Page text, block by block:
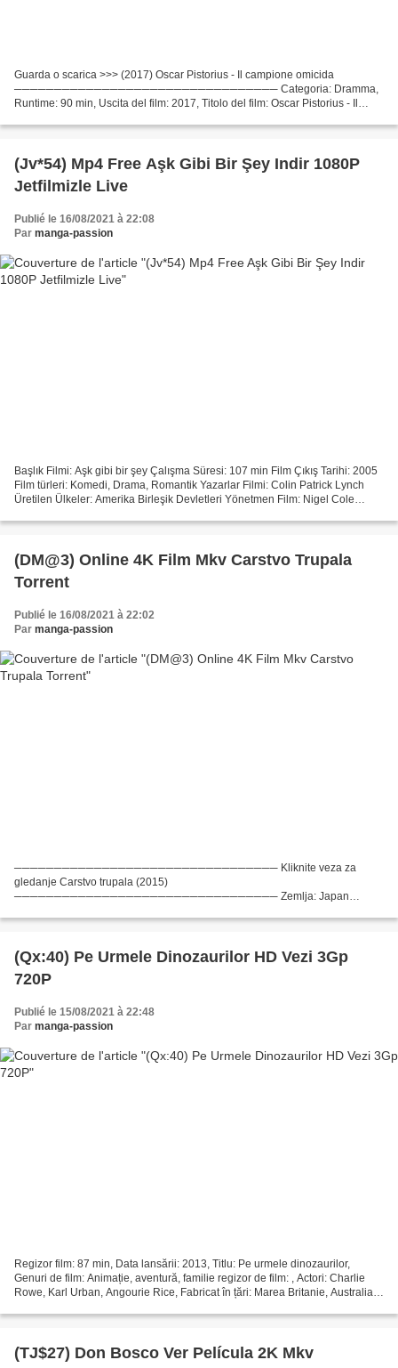
Guarda o scarica >>> (2017) Oscar Pistorius - Il campione omicida
───────────────────────────────── Categoria: Dramma,
Runtime: 90 min, Uscita del film: 2017, Titolo del film: Oscar Pistorius - Il
(Jv*54) Mp4 Free Aşk Gibi Bir Şey Indir 1080P
Jetfilmizle Live
Publié le 16/08/2021 à 22:08
Par manga-passion
Başlık Filmi: Aşk gibi bir şey Çalışma Süresi: 107 min Film Çıkış Tarihi: 2005
Film türleri: Komedi, Drama, Romantik Yazarlar Filmi: Colin Patrick Lynch
Üretilen Ülkeler: Amerika Birleşik Devletleri Yönetmen Film: Nigel Cole
(DM@3) Online 4K Film Mkv Carstvo Trupala
Torrent
Publié le 16/08/2021 à 22:02
Par manga-passion
───────────────────────────────── Kliknite veza za
gledanje Carstvo trupala (2015)
───────────────────────────────── Zemlja: Japan
Makihara Scenarist: Project Itoh, Tô Enjo Trajanje...
(Qx:40) Pe Urmele Dinozaurilor HD Vezi 3Gp
720P
Publié le 15/08/2021 à 22:48
Par manga-passion
Regizor film: 87 min, Data lansării: 2013, Titlu: Pe urmele dinozaurilor,
Genuri de film: Animație, aventură, familie regizor de film: , Actori: Charlie
Rowe, Karl Urban, Angourie Rice, Fabricat în țări: Marea Britanie, Australia,
(TJ$27) Don Bosco Ver Película 2K Mkv